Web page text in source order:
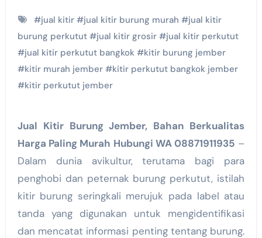
#jual kitir#jual kitir burung murah #jual kitir
burung perkutut#jual kitir grosir#jual kitir perkutut
#jual kitir perkutut bangkok#kitir burung jember
#kitir murah jember#kitir perkutut bangkok jember
#kitir perkutut jember
Jual Kitir Burung Jember, Bahan Berkualitas
Harga Paling Murah Hubungi WA 08871911935 –
Dalam dunia avikultur, terutama bagi para
penghobi dan peternak burung perkutut, istilah
kitir burung seringkali merujuk pada label atau
tanda yang digunakan untuk mengidentifikasi
dan mencatat informasi penting tentang burung.